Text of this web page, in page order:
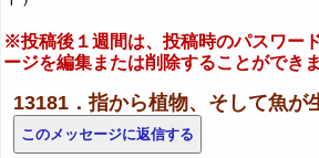
※投稿後１週間は、投稿時のパスワー
ージを編集または削除することができま
13181．指から植物、そして魚が